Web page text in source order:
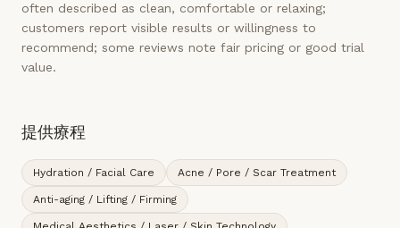
often described as clean, comfortable or relaxing;
customers report visible results or willingness to
recommend; some reviews note fair pricing or good trial
value.
提供療程
Hydration / Facial Care Acne / Pore / Scar Treatment
Anti-aging / Lifting / Firming